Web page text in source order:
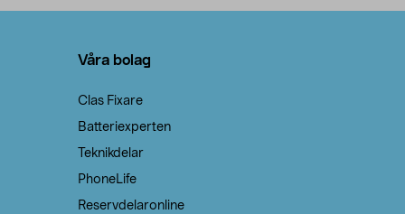
Våra bolag
Clas Fixare
Batteriexperten
Teknikdelar
PhoneLife
Reservdelaronline